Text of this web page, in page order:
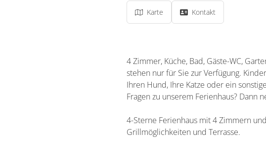
Karte Kontakt
4 Zimmer, Küche, Bad, Gäste-WC,
stehen nur für Sie zur Verfügung.
Ihren Hund, Ihre Katze oder ein
Fragen zu unserem Ferienhaus? Dann
4-Sterne Ferienhaus mit 4 Zimmern
Grillmöglichkeiten und Terrasse.